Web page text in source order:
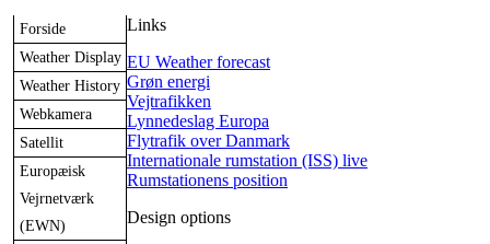
Forside
Weather Display
Weather History
Webkamera
Satellit
Europæisk
Vejrnetværk
(EWN)
Links
EU Weather forecast
Grøn energi
Vejtrafikken
Lynnedeslag Europa
Flytrafik over Danmark
Internationale rumstation (ISS) live
Rumstationens position
Design options